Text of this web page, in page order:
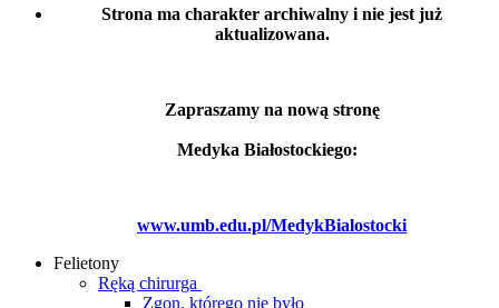
Strona ma charakter archiwalny i nie jest już
aktualizowana.
Zapraszamy na nową stronę
Medyka Białostockiego:
www.umb.edu.pl/MedykBialostocki
Felietony
Ręką chirurga
Zgon, którego nie było